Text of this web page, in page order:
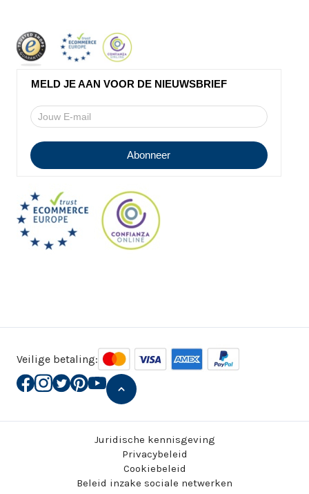
MELD JE AAN VOOR DE NIEUWSBRIEF
Veilige betaling:
Juridische kennisgeving
Privacybeleid
Cookiebeleid
Beleid inzake sociale netwerken